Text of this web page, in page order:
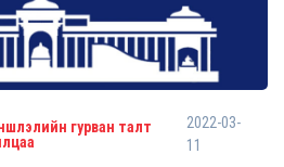
гурван талт
2022-03-
11